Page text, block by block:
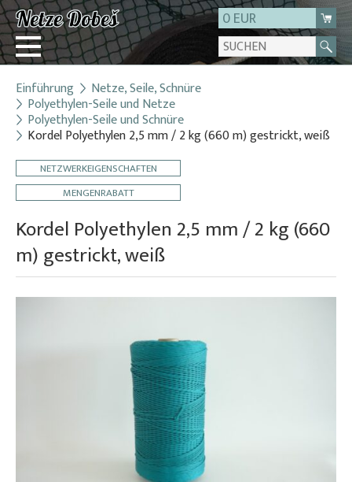
0 EUR
Login
Registrierung
Kontakt
Einführung Netze, Seile, Schnüre
Polyethylen-Seile und Netze
Polyethylen-Seile und Schnüre
Kordel Polyethylen 2,5 mm / 2 kg (660 m) gestrickt, weiß
NETZWERKEIGENSCHAFTEN
MENGENRABATT
Kordel Polyethylen 2,5 mm / 2 kg (660
m) gestrickt, weiß